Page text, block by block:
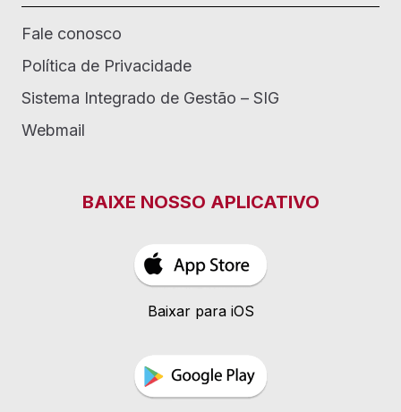
Fale conosco
Política de Privacidade
Sistema Integrado de Gestão – SIG
Webmail
BAIXE NOSSO APLICATIVO
Baixar para iOS